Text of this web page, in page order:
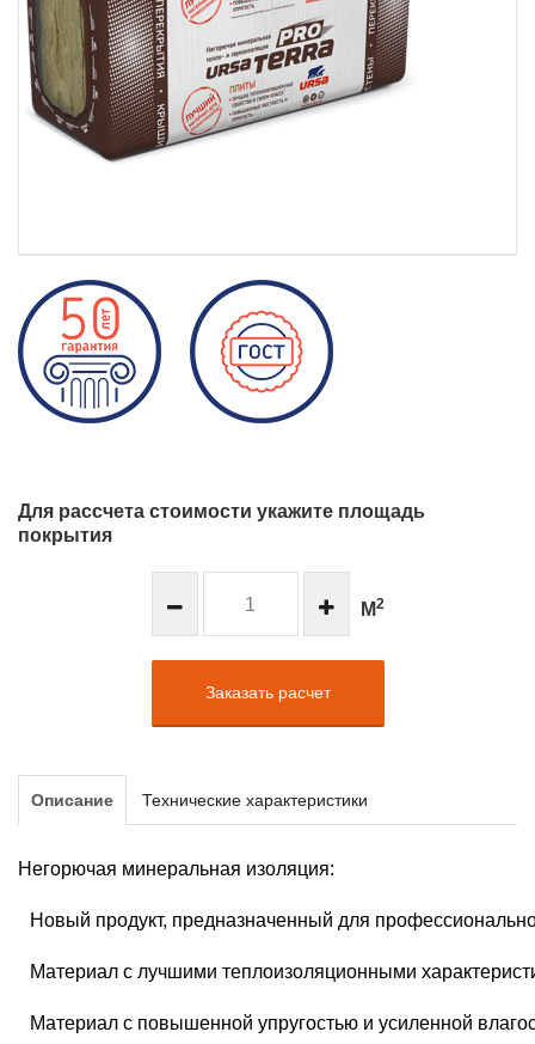
М2
Для рассчета стоимости укажите площадь
покрытия
Заказать расчет
Описание Технические характеристики
Негорючая минеральная изоляция:
Новый продукт, предназначенный для
Материал с лучшими теплоизоляционными
Материал с повышенной упругостью и усиленной